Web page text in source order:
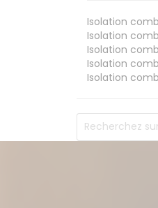
Isolation
Isolation
Isolation
Isolation
Isolation